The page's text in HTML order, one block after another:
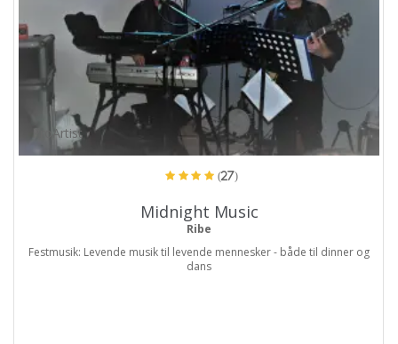
ProArtist
(27)
Midnight Music
Ribe
Festmusik: Levende musik til levende mennesker - både til dinner og
dans